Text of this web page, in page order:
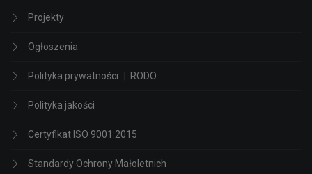
Projekty
Ogłoszenia
Polityka prywatności RODO
Polityka jakości
Certyfikat ISO 9001:2015
Standardy Ochrony Małoletnich